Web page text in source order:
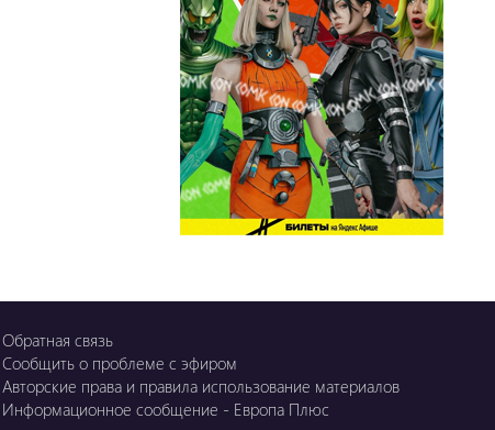
Ұ-Night show
Сезім Бағы
Обратная связь
Сообщить о проблеме с эфиром
Авторские права и правила использование материалов
Информационное сообщение - Европа Плюс